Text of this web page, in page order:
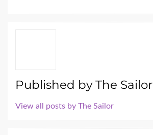
Published byThe Sailor
View all posts by The Sailor